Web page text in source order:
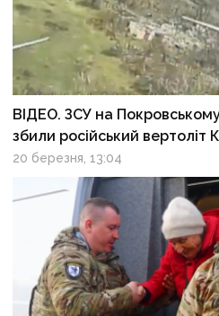
ВІДЕО. ЗСУ на
збили російський вертоліт
20 березня, 13:04